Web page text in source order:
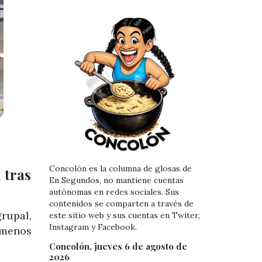
tras
Concolón es la columna de glosas de
En Segundos, no mantiene cuentas
autónomas en redes sociales. Sus
contenidos se comparten a través de
este sitio web y sus cuentas en Twiter,
Instagram y Facebook.
Concolón, jueves 6 de agosto de
2026